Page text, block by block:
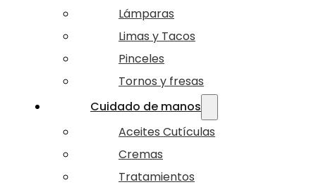
Lámparas
Limas y Tacos
Pinceles
Tornos y fresas
Cuidado de manos
Aceites Cutículas
Cremas
Tratamientos